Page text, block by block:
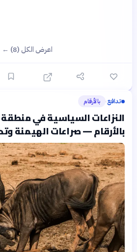
اعرض الكل (8) ←
تدافع› بالأرقام
النزاعات السياسية في منطقة
بالأرقام — صراعات الهيمنة